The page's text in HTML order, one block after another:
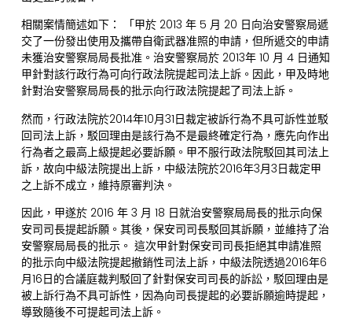
相關案情簡述如下： 「甲於 2013 年 5 月 20 日向治安警察局遞
交了一份發出使用及攜帶自衛武器准照的申請，但所遞交的申請
未獲治安警察局局長批准。治安警察局於 2013年 10 月 4 日通知
甲針對該行政行為可向行政法院提起司法上訴。因此，甲及時地
針對治安警察局局長的批示向行政法院提起了司法上訴。
然而，行政法院於2014年10月31日裁定被訴行為不具可訴性並駁
回司法上訴，駁回理由是該行為不是最終確定行為，應先向作出
行為者之最高上級提起必要訴願。甲不服行政法院駁回其司法上
訴，故向中級法院提出上訴，中級法院於2016年3月3日裁定甲
之上訴不成立，維持原審判決。
因此，甲遂於 2016 年 3 月 18 日就治安警察局局長的批示向保
安司司長提起訴願。其後，保安司司長駁回其訴願，並維持了治
安警察局局長的批示。 這次甲針對保安司司長拒絕其申請准照
的批示向中級法院提起撤銷性司法上訴，中級法院透過2016年6
月16日的合議庭裁判駁回了針對保安司司長的訴訟，駁回理由是
被上訴行為不具可訴性，因為向司長提起的必要訴願逾時提起，
導致隨後不可提起司法上訴。